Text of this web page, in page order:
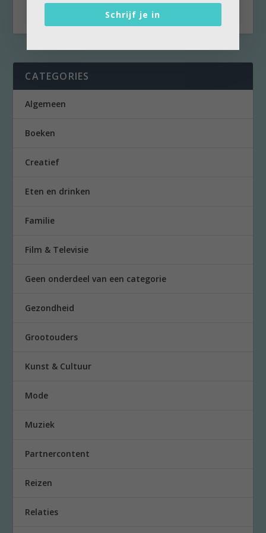
CATEGORIES
Algemeen
Boeken
Creatief
Eten en drinken
Familie
Film & Televisie
Geen onderdeel van een categorie
Gezondheid
Grootouders
Kunst & Cultuur
Mode
Muziek
Partnercontent
Reizen
Relaties
Schrijf je in